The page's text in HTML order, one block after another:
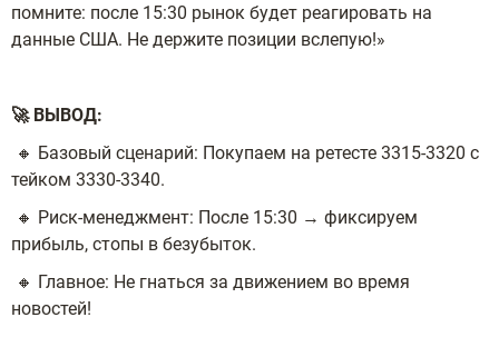
помните: после 15:30 рынок будет реагировать на
данные США. Не держите позиции вслепую!»
🚀 ВЫВОД:
🔸 Базовый сценарий: Покупаем на ретесте 3315-3320 с
тейком 3330-3340.
🔸 Риск-менеджмент: После 15:30 → фиксируем
прибыль, стопы в безубыток.
🔸 Главное: Не гнаться за движением во время
новостей!